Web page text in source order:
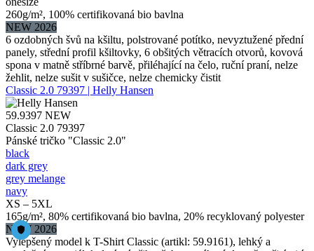
260g/m², 100% certifikovaná bio bavlna
NEW 2026
6 ozdobných švů na kšiltu, polstrované potítko, nevyztužené přední
panely, střední profil kšiltovky, 6 obšitých větracích otvorů, kovová
spona v matně stříbrné barvě, přiléhající na čelo, ruční praní, nelze
žehlit, nelze sušit v sušičce, nelze chemicky čistit
Classic 2.0 79397 | Helly Hansen
59.9397 NEW
Classic 2.0 79397
Pánské tričko "Classic 2.0"
black
dark grey
grey melange
navy
XS – 5XL
165g/m², 80% certifikovaná bio bavlna, 20% recyklovaný polyester
NEW 2026
Vylepšený model k T-Shirt Classic (artikl: 59.9161), lehký a